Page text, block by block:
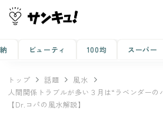
ビューティ 100均 スーパー
トップ 話題
風水
人間関係トラブルが多い３月は“ラベンダーの
【Dr.コパの風水解説】